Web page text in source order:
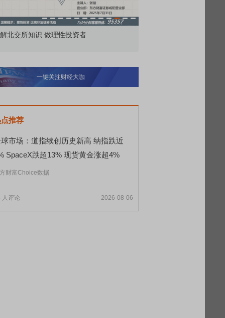
市价委托那么多种，究竟怎么用？
一键关注财经大咖
推荐
市场：道指续创历史新高 纳指跌近
SpaceX跌超13% 现货黄金涨超4%
财富Choice数据
人评论 2026-08-06